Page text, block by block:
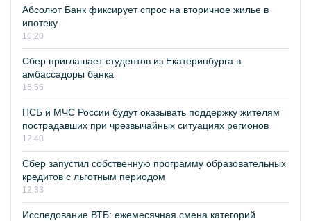
Абсолют Банк фиксирует спрос на вторичное жилье в
ипотеку
16:20
Сбер приглашает студентов из Екатеринбурга в
амбассадоры банка
15:56
ПСБ и МЧС России будут оказывать поддержку жителям
пострадавших при чрезвычайных ситуациях регионов
12:40
Сбер запустил собственную программу образовательных
кредитов с льготным периодом
12:33
Исследование ВТБ: ежемесячная смена категорий